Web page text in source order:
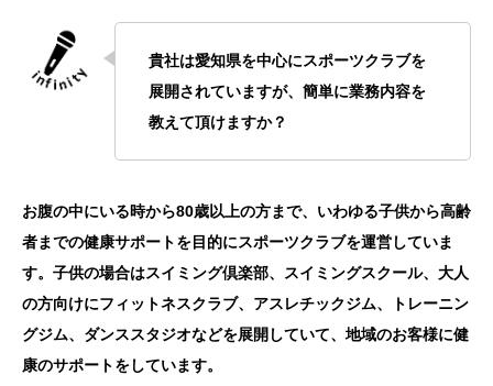
貴社は愛知県を中心にスポーツクラブを
展開されていますが、簡単に業務内容を
教えて頂けますか？
お腹の中にいる時から80歳以上の方まで、いわゆる子供から高齢
者までの健康サポートを目的にスポーツクラブを運営していま
す。子供の場合はスイミング倶楽部、スイミングスクール、大人
の方向けにフィットネスクラブ、アスレチックジム、トレーニン
グジム、ダンススタジオなどを展開していて、地域のお客様に健
康のサポートをしています。